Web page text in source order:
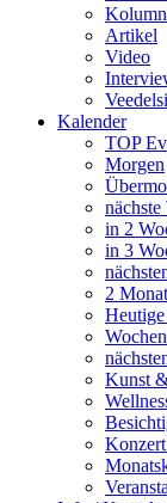
Artikel
Video
Kalender
TOP
Morgen
nächste
in 2
in 3
2
Kunst